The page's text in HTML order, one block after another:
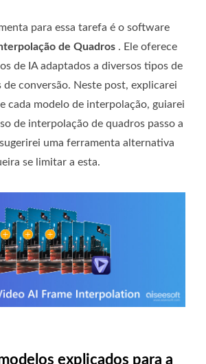
para essa tarefa é o software
de Quadros . Ele oferece
de IA adaptados a diversos tipos de
de conversão. Neste post, explicarei
cada modelo de interpolação, guiarei
de interpolação de quadros passo a
uma ferramenta alternativa
se limitar a esta.
explicados para a